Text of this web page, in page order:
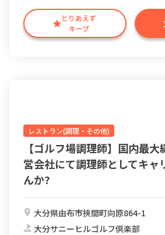
とりあえず
キープ
レストラン(調理・その他)
【ゴルフ場調理師】国内最
営会社にて調理師としてキャ
んか?
大分県由布市挾間町向原864-1
大分サニーヒルゴルフ倶楽部